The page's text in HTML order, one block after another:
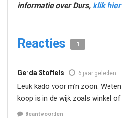
informatie over Durs, klik hier
Reacties 1
Gerda Stoffels 6 jaar geleden
Leuk kado voor m’n zoon.
koop is in de wijk zoals winkel
Beantwoorden